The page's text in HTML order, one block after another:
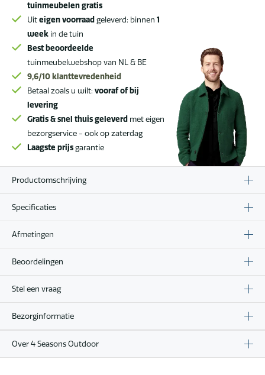
tuinmeubelen gratis
Uiteigen voorraad geleverd: binnen 1
week in de tuin
Best beoordeelde
tuinmeubelwebshop van NL & BE
9,6/10 klanttevredenheid
Betaal zoals u wilt: vooraf of bij
levering
Gratis & snel thuis geleverd met eigen
bezorgservice - ook op zaterdag
Laagste prijsgarantie
Productomschrijving
Specificaties
Afmetingen
Beoordelingen
Stel een vraag
Bezorginformatie
Over 4 Seasons Outdoor